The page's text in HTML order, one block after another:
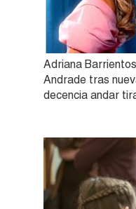
Adriana
Andrade tras
decencia andar